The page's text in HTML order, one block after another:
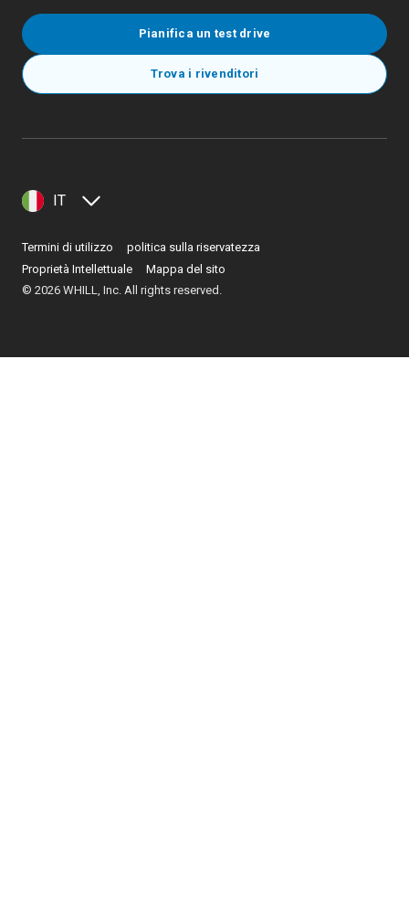
Pianifica un test drive
Trova i rivenditori
IT
Termini di utilizzo
politica sulla riservatezza
Proprietà Intellettuale
Mappa del sito
© 2026 WHILL, Inc. All rights reserved.